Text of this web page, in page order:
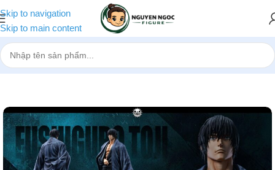
Skip to navigation
Skip to main content
Trang chủ»Cửa hàng»[Pre-order] Mô hình Jujutsu Kaisen